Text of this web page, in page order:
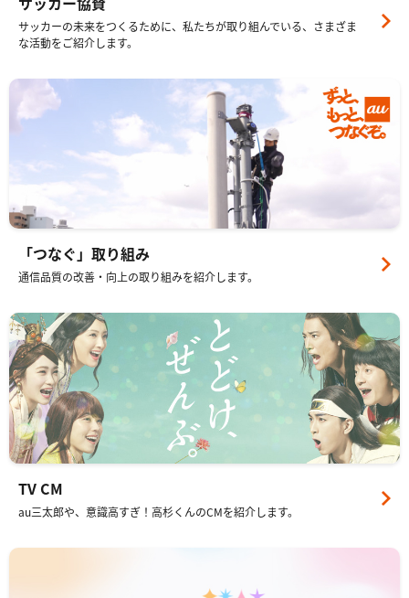
サッカーの未来をつくるために、私たちが取り組んでいる、さまざま
な活動をご紹介します。
通信品質の改善・向上の取り組みを紹介します。
au三太郎や、意識高すぎ！高杉くんのCMを紹介します。